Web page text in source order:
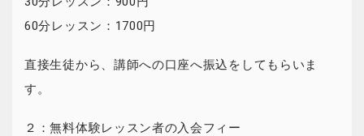
60分レッスン：1700円
直接生徒から、講師への口座へ振込をしてもらいま
す。
２：無料体験レッスン者の入会フィー